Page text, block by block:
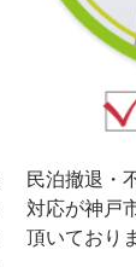
民泊撤退・
対応が神戸
頂いており